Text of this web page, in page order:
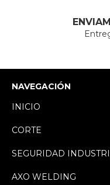
NAVEGACIÓN
INICIO
CORTE
SEGURIDAD
AXO WELDING